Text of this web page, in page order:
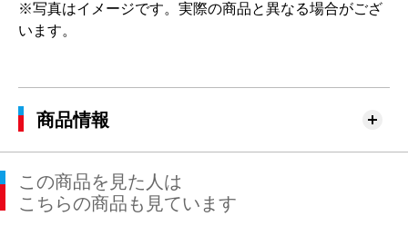
※写真はイメージです。実際の商品と異なる場合がござ
います。
商品情報
この商品を見た人は
こちらの商品も見ています